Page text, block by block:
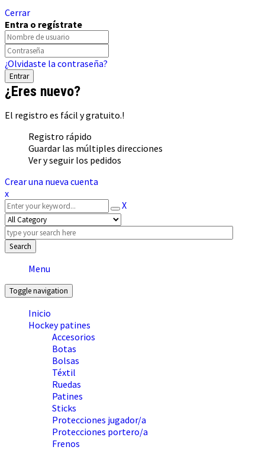
Cerrar
Entra o regístrate
¿Olvidaste la contraseña?
¿Eres nuevo?
El registro es fácil y gratuito.!
Registro rápido
Guardar las múltiples direcciones
Ver y seguir los pedidos
Crear una nueva cuenta
x
X
Search
Menu
Toggle navigation
Inicio
Hockey patines
Accesorios
Botas
Bolsas
Téxtil
Ruedas
Patines
Sticks
Protecciones jugador/a
Protecciones portero/a
Frenos